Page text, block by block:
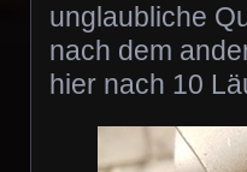
unglaubliche
nach dem
hier nach 10